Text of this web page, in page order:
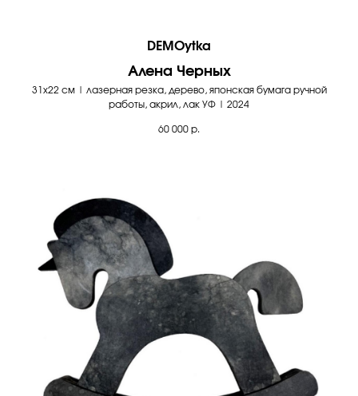
DEMOytka
Алена Черных
31х22 см | лазерная резка, дерево, японская бумага ручной
работы, акрил, лак УФ | 2024
60 000 р.